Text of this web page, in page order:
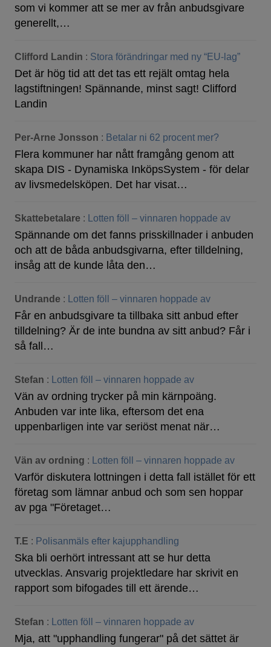
som vi kommer att se mer av från anbudsgivare
generellt,…
Clifford Landin : Stora förändringar med ny “EU-lag”
Det är hög tid att det tas ett rejält omtag hela
lagstiftningen! Spännande, minst sagt! Clifford
Landin
Per-Arne Jonsson : Betalar ni 62 procent mer?
Flera kommuner har nått framgång genom att
skapa DIS - Dynamiska InköpsSystem - för delar
av livsmedelsköpen. Det har visat…
Skattebetalare : Lotten föll – vinnaren hoppade av
Spännande om det fanns prisskillnader i anbuden
och att de båda anbudsgivarna, efter tilldelning,
insåg att de kunde låta den…
Undrande : Lotten föll – vinnaren hoppade av
Får en anbudsgivare ta tillbaka sitt anbud efter
tilldelning? Är de inte bundna av sitt anbud? Får i
så fall…
Stefan : Lotten föll – vinnaren hoppade av
Vän av ordning trycker på min kärnpoäng.
Anbuden var inte lika, eftersom det ena
uppenbarligen inte var seriöst menat när…
Vän av ordning : Lotten föll – vinnaren hoppade av
Varför diskutera lottningen i detta fall istället för ett
företag som lämnar anbud och som sen hoppar
av pga "Företaget…
T.E : Polisanmäls efter kajupphandling
Ska bli oerhört intressant att se hur detta
utvecklas. Ansvarig projektledare har skrivit en
rapport som bifogades till ett ärende…
Stefan : Lotten föll – vinnaren hoppade av
Mja, att "upphandling fungerar" på det sättet är